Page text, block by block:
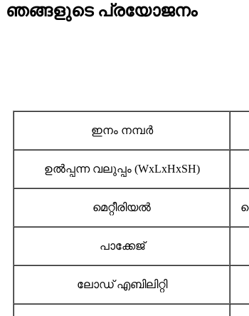
ഞങ്ങളുടെ പ്രയോജനം
ഇനം നമ്പർ
ഉൽപ്പന്ന വലുപ്പം (WxLxHxSH)
മെറ്റീരിയൽ
പാക്കേജ്
ലോഡ് എബിലിറ്റി